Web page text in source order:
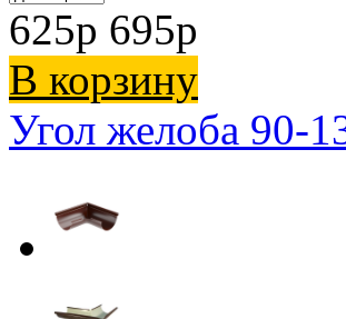
625p 695p
В корзину
Угол желоба 90-